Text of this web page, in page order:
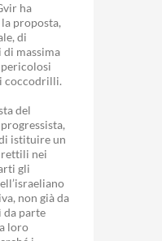
ha
proposta,
di
massima
coccodrilli.
del
istituire un
rettili nei
gli
non già da
da parte
loro